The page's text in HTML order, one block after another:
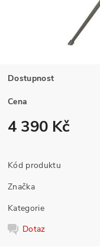
Dostupnost
Cena
4 390 Kč
Kód produktu
Značka
Kategorie
Dotaz